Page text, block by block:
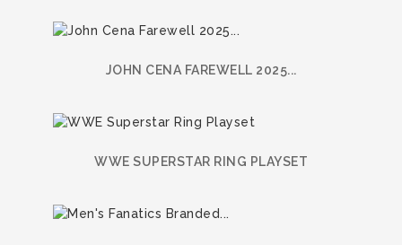
JOHN CENA FAREWELL 2025...
WWE SUPERSTAR RING PLAYSET